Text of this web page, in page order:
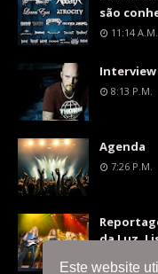
Este website
são
11:14 A.m.
8:13 P.m.
Agenda
7:26 P.m.
da Luz,
9:36 P.m.